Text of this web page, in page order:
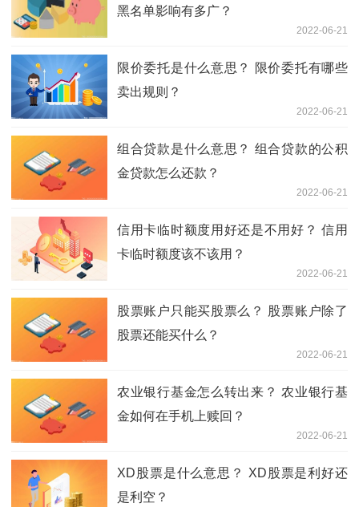
黑名单影响有多广？
2022-06-21
限价委托是什么意思？ 限价委托有哪些
卖出规则？
2022-06-21
组合贷款是什么意思？ 组合贷款的公积
金贷款怎么还款？
2022-06-21
信用卡临时额度用好还是不用好？ 信用
卡临时额度该不该用？
2022-06-21
股票账户只能买股票么？ 股票账户除了
股票还能买什么？
2022-06-21
农业银行基金怎么转出来？ 农业银行基
金如何在手机上赎回？
2022-06-21
XD股票是什么意思？ XD股票是利好还
是利空？